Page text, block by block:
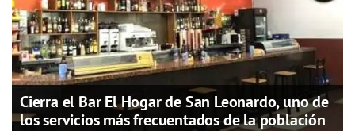
Cierra el Bar El Hogar de San Leonardo, uno de
los servicios más frecuentados de la población